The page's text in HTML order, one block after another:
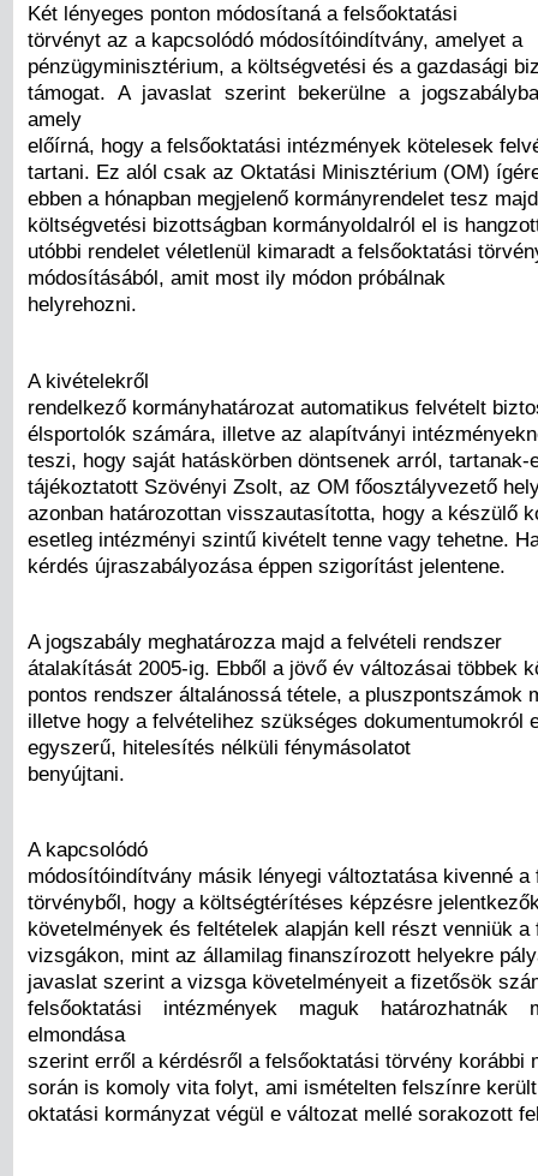
Két lényeges ponton módosítaná a felsőoktatási
törvényt az a kapcsolódó módosítóindítvány, amelyet a
pénzügyminisztérium, a költségvetési és a gazdasági
támogat. A javaslat szerint bekerülne a
amely
előírná, hogy a felsőoktatási intézmények kötelesek
tartani. Ez alól csak az Oktatási Minisztérium (OM)
ebben a hónapban megjelenő kormányrendelet tesz
költségvetési bizottságban kormányoldalról el is
utóbbi rendelet véletlenül kimaradt a felsőoktatási
módosításából, amit most ily módon próbálnak
helyrehozni.
A kivételekről
rendelkező kormányhatározat automatikus felvételt
élsportolók számára, illetve az alapítványi
teszi, hogy saját hatáskörben döntsenek arról, tartanak-
tájékoztatott Szövényi Zsolt, az OM főosztályvezető
azonban határozottan visszautasította, hogy a készülő
esetleg intézményi szintű kivételt tenne vagy tehetne.
kérdés újraszabályozása éppen szigorítást jelentene.
A jogszabály meghatározza majd a felvételi rendszer
átalakítását 2005-ig. Ebből a jövő év változásai többek
pontos rendszer általánossá tétele, a pluszpontszámok
illetve hogy a felvételihez szükséges dokumentumokról
egyszerű, hitelesítés nélküli fénymásolatot
benyújtani.
A kapcsolódó
módosítóindítvány másik lényegi változtatása kivenné a
törvényből, hogy a költségtérítéses képzésre
követelmények és feltételek alapján kell részt venniük a
vizsgákon, mint az államilag finanszírozott helyekre
javaslat szerint a vizsga követelményeit a fizetősök
felsőoktatási intézmények maguk határozhatnák
elmondása
szerint erről a kérdésről a felsőoktatási törvény korábbi
során is komoly vita folyt, ami ismételten felszínre
oktatási kormányzat végül e változat mellé sorakozott